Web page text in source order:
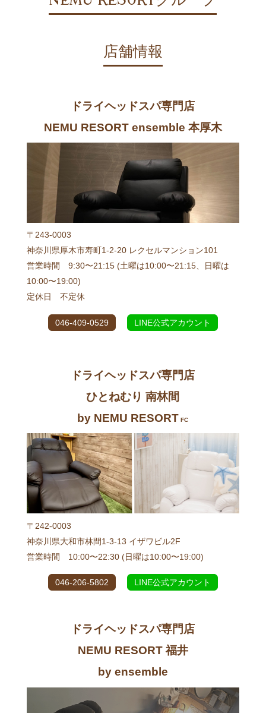
店舗情報
ドライヘッドスパ専門店
NEMU RESORT ensemble 本厚木
〒243-0003
神奈川県厚木市寿町1-2-20 レクセルマンション101
営業時間 9:30〜21:15 (土曜は10:00〜21:15、日曜は
10:00〜19:00)
定休日 不定休
046-409-0529 LINE公式アカウント
ドライヘッドスパ専門店
ひとねむり 南林間
by NEMU RESORT FC
〒242-0003
神奈川県大和市林間1-3-13 イザワビル2F
営業時間 10:00〜22:30 (日曜は10:00〜19:00)
046-206-5802 LINE公式アカウント
ドライヘッドスパ専門店
NEMU RESORT 福井
by ensemble